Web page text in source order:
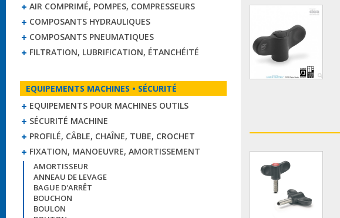
AIR COMPRIMÉ, POMPES, COMPRESSEURS
COMPOSANTS HYDRAULIQUES
COMPOSANTS PNEUMATIQUES
FILTRATION, LUBRIFICATION, ÉTANCHÉITÉ
EQUIPEMENTS MACHINES • SÉCURITÉ
EQUIPEMENTS POUR MACHINES OUTILS
SÉCURITÉ MACHINE
PROFILÉ, CÂBLE, CHAÎNE, TUBE, CROCHET
FIXATION, MANOEUVRE, AMORTISSEMENT
AMORTISSEUR
ANNEAU DE LEVAGE
BAGUE D'ARRÊT
BOUCHON
BOULON